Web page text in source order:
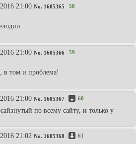
21:00 No. 1605365 58
21:00 No. 1605366 59
в том и проблема!
21:00 No. 1605367 60
по всему сайту, и только у
21:02 No. 1605368 61